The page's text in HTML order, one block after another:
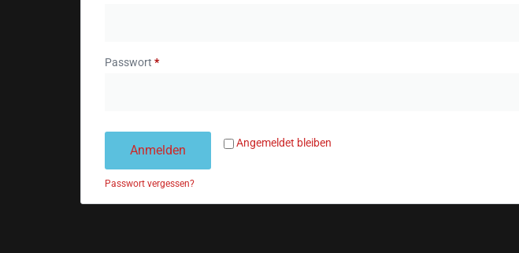
Passwort *
Angemeldet bleiben
Anmelden
Passwort vergessen?